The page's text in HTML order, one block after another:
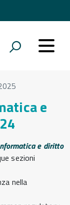
e
e diritto
sezioni
nella